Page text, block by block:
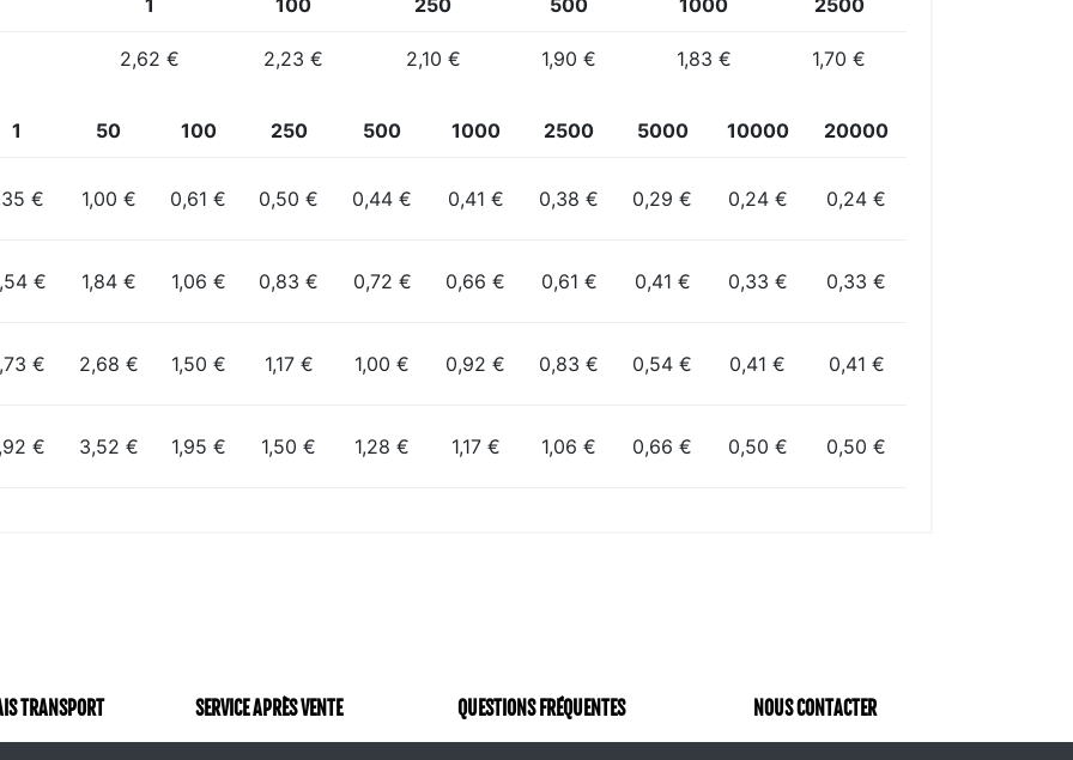
2,62 € 2,23 € 2,10 € 1,90 € 1,83 € 1,70 €
1 50 100 250 500 1000 2500 5000 10000 20000
€ 1,00 € 0,61 € 0,50 € 0,44 € 0,41 € 0,38 € 0,29 € 0,24 € 0,24 €
€ 1,84 € 1,06 € 0,83 € 0,72 € 0,66 € 0,61 € 0,41 € 0,33 € 0,33 €
€ 2,68 € 1,50 € 1,17 € 1,00 € 0,92 € 0,83 € 0,54 € 0,41 € 0,41 €
€ 3,52 € 1,95 € 1,50 € 1,28 € 1,17 € 1,06 € 0,66 € 0,50 € 0,50 €
TRANSPORT SERVICE APRÈS VENTE QUESTIONS FRÉQUENTES NOUS CONTACTER